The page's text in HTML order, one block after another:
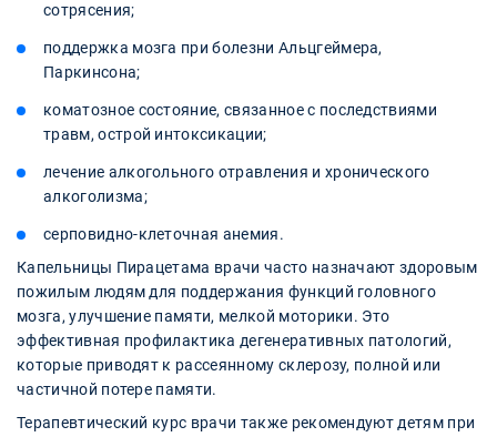
сотрясения;
поддержка мозга при болезни Альцгеймера,
Паркинсона;
коматозное состояние, связанное с последствиями
травм, острой интоксикации;
лечение алкогольного отравления и хронического
алкоголизма;
серповидно-клеточная анемия.
Капельницы Пирацетама врачи часто назначают здоровым
пожилым людям для поддержания функций головного
мозга, улучшение памяти, мелкой моторики. Это
эффективная профилактика дегенеративных патологий,
которые приводят к рассеянному склерозу, полной или
частичной потере памяти.
Терапевтический курс врачи также рекомендуют детям при